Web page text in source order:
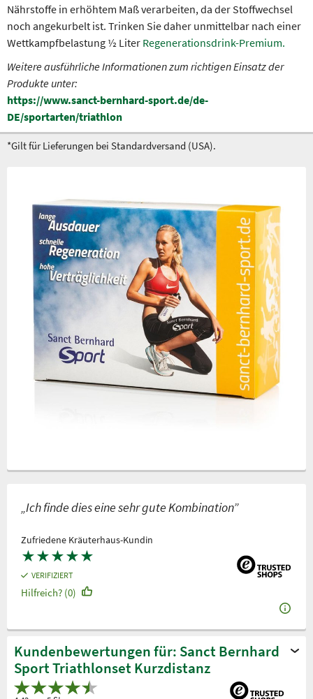
Nährstoffe in erhöhtem Maß verarbeiten, da der Stoffwechsel
noch angekurbelt ist. Trinken Sie daher unmittelbar nach einer
Wettkampfbelastung ½ Liter Regenerationsdrink-Premium.
Weitere ausführliche Informationen zum richtigen Einsatz der
Produkte unter:
https://www.sanct-bernhard-sport.de/de-
DE/sportarten/triathlon
*Gilt für Lieferungen bei Standardversand (USA).
„Ich finde dies eine sehr gute Kombination”
Zufriedene Kräuterhaus-Kundin
★★★★★
VERIFIZIERT
Hilfreich? (0)
Kundenbewertungen für: Sanct Bernhard
Sport Triathlonset Kurzdistanz